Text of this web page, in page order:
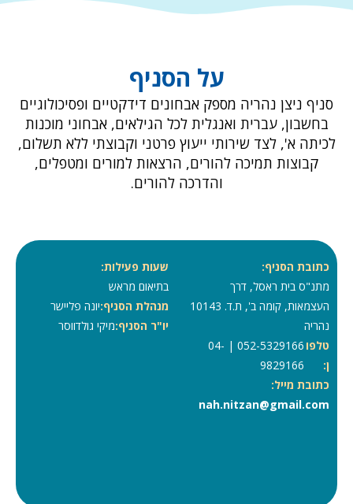
על הסניף
סניף ניצן נהריה מספק אבחונים דידקטיים ופסיכולוגיים
בחשבון, עברית ואנגלית לכל הגילאים, אבחוני מוכנות
לכיתה א', לצד שירותי ייעוץ פרטני וקבוצתי ללא תשלום,
קבוצות תמיכה להורים, הרצאות למורים ומטפלים,
והדרכה להורים.
כתובת הסניף:
מתנ"ס בית ראסל, דרך
העצמאות, קומה ב', ת.ד. 10143
נהריה
טלפו
ן:
052-5329166 | 04-
9829166
כתובת מייל:
nah.nitzan@gmail.com
שעות פעילות:
בתיאום מראש
מנהלת הסניף:יונה פליישר
יו"ר הסניף:מיקי גולדווסר